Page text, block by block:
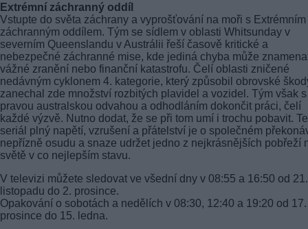
Extrémní záchranný oddíl
Vstupte do světa záchrany a vyprošťování na moři s Extrémním
záchranným oddílem. Tým se sídlem v oblasti Whitsunday v
severním Queenslandu v Austrálii řeší časově kritické a
nebezpečné záchranné mise, kde jediná chyba může
vážné zranění nebo finanční katastrofu. Čelí oblasti zničené
nedávným cyklonem 4. kategorie, který způsobil obrovské
zanechal zde množství rozbitých plavidel a vozidel. Tým však s
pravou australskou odvahou a odhodláním dokončit práci, čelí
každé výzvě. Nutno dodat, že se při tom umí i trochu pobavit.
seriál plný napětí, vzrušení a přátelství je o společném
nepřízně osudu a snaze udržet jedno z nejkrásnějších pobřeží
světě v co nejlepším stavu.
V televizi můžete sledovat ve všední dny v 08:55 a 16:50 od 21.
listopadu do 2. prosince.
Opakování o sobotách a nedělích v 08:30, 12:40 a 19:20 od 17.
prosince do 15. ledna.